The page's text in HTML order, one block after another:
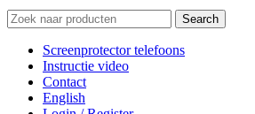
Search
Screenprotector telefoons
Instructie video
Contact
English